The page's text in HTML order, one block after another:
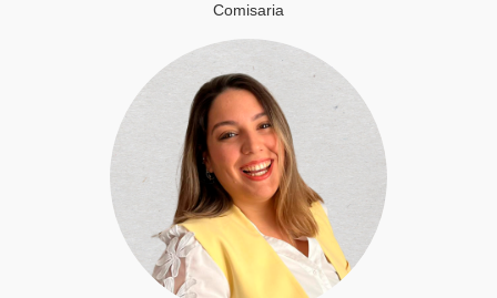
Comisaria